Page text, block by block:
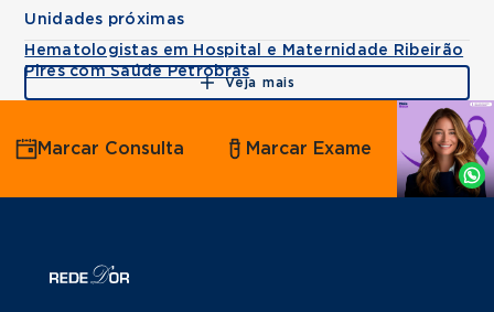
Unidades próximas
Hematologistas em Hospital e Maternidade Ribeirão
Pires com Saúde Petrobras
Veja mais
Agende
por
Whatsapp
Marcar Consulta Marcar Exame